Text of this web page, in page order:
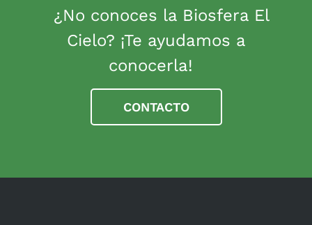
¿No conoces la Biosfera El
Cielo? ¡Te ayudamos a
conocerla!
CONTACTO